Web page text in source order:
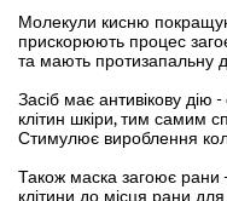
Молекули кисню
прискорюють процес
та мають протизапальну
Засіб має антивікову
клітин шкіри, тим самим
Стимулює вироблення
Також маска загоює рани
клітини до місця рани